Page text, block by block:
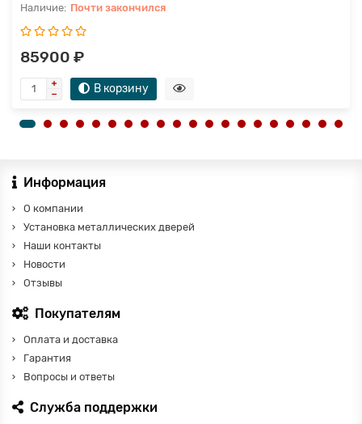
Почти закончился
85900 ₽
В корзину
Информация
О компании
Установка металлических дверей
Наши контакты
Новости
Отзывы
Покупателям
Оплата и доставка
Гарантия
Вопросы и ответы
Служба поддержки